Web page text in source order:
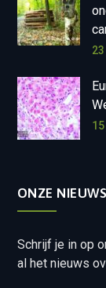
ONZE
Schrijf je in op
al het nieuws